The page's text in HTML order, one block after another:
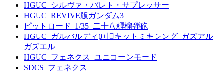
HGUC_シルヴァ・バレト・サプレッサー
HGUC_REVIVE版ガンダム3
ピットロード_1/35_二十八糎榴弾砲
HGUC_ガルバルディβ+旧キットミキシング_ガズアル
ガズエル
HGUC_フェネクス_ユニコーンモード
SDCS_フェネクス